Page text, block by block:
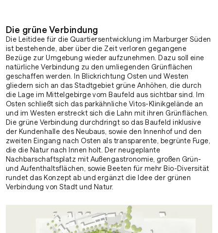
Die grüne Verbindung
Die Leitidee für die Quartiersentwicklung im Marburger Süden
ist bestehende, aber über die Zeit verloren gegangene
Bezüge zur Umgebung wieder aufzunehmen. Dazu soll eine
natürliche Verbindung zu den umliegenden Grünflächen
geschaffen werden. In Blickrichtung Osten und Westen
gliedern sich an das Stadtgebiet grüne Anhöhen, die durch
die Lage im Mittelgebirge vom Baufeld aus sichtbar sind. Im
Osten schließt sich das parkähnliche Vitos-Klinikgelände an
und im Westen erstreckt sich die Lahn mit ihren Grünflächen.
Die grüne Verbindung durchdringt so das Baufeld inklusive
der Kundenhalle des Neubaus, sowie den Innenhof und den
zweiten Eingang nach Osten als transparente, begrünte Fuge,
die die Natur nach Innen holt. Der neugeplante
Nachbarschaftsplatz mit Außengastronomie, großen Grün-
und Aufenthaltsflächen, sowie Beeten für mehr Bio-Diversität
rundet das Konzept ab und ergänzt die Idee der grünen
Verbindung von Stadt und Natur.